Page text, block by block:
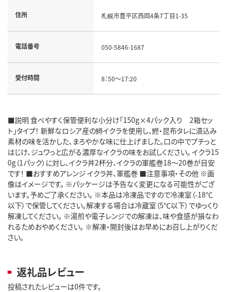
住所 札幌市豊平区西岡4条7丁目1-35
電話番号 050-5846-1687
受付時間 8：50～17:20
■説明 食べやすく保管便利な小分け「150g×4パック入り 2箱セッ
ト」タイプ！ 新鮮なロシア産の鱒イクラを使用し、鰹・昆布タレに漬込み
素材の味を活かした、まろやかな味に仕上げました。口の中でプチっと
はじけ、ジュワっと広がる濃厚なイクラの味をお試しください。 イクラ15
0g（1パック）に対し、イクラ丼2杯分、イクラの軍艦巻18～20巻が目安
です！ ■おすすめアレンジ イクラ丼、軍艦巻 ■注意事項・その他 ※画
像はイメージです。 ※パッケージは予告なく変更になる可能性がござ
います。予めご了承ください。 ※本品は冷凍品ですので冷凍室（-18℃
以下）で保管してください。解凍する場合は冷蔵室（5℃以下）でゆっくり
解凍してください。 ※湯煎や電子レンジでの解凍は、味や食感が損なわ
れるためおやめください。 ※解凍・開封後はお早めにお召し上がりくだ
さい。
返礼品レビュー
投稿されたレビューは0件です。